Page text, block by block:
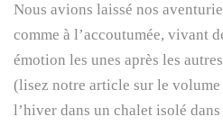
Nous avions laissé nos
comme à l’accoutumée, vivant
émotion les unes après les
(lisez notre article sur le volume
l’hiver dans un chalet isolé